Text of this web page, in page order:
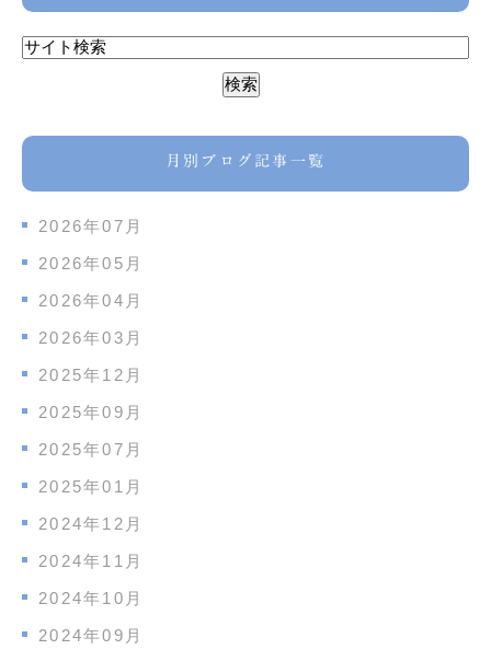
月別ブログ記事一覧
2026年07月
2026年05月
2026年04月
2026年03月
2025年12月
2025年09月
2025年07月
2025年01月
2024年12月
2024年11月
2024年10月
2024年09月